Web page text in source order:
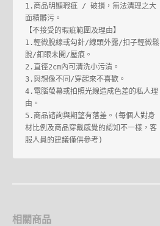
1.商品明顯瑕疵 / 破損，無法清理之大
面積髒污。
【不接受的瑕疵範圍及理由】
1.輕微脫線或勾針/線頭外露/扣子輕微鬆
脫/釦眼未開/壓痕。
2.直徑2cm內可清洗小污漬。
3.與想像不同/穿起來不喜歡。
4.電腦螢幕或拍照光線造成色差的私人理
由。
5.商品諮詢與期望有落差。(每個人對身
材比例及商品穿戴感覺的認知不一樣，客
服人員的建議僅供參考)
相關商品